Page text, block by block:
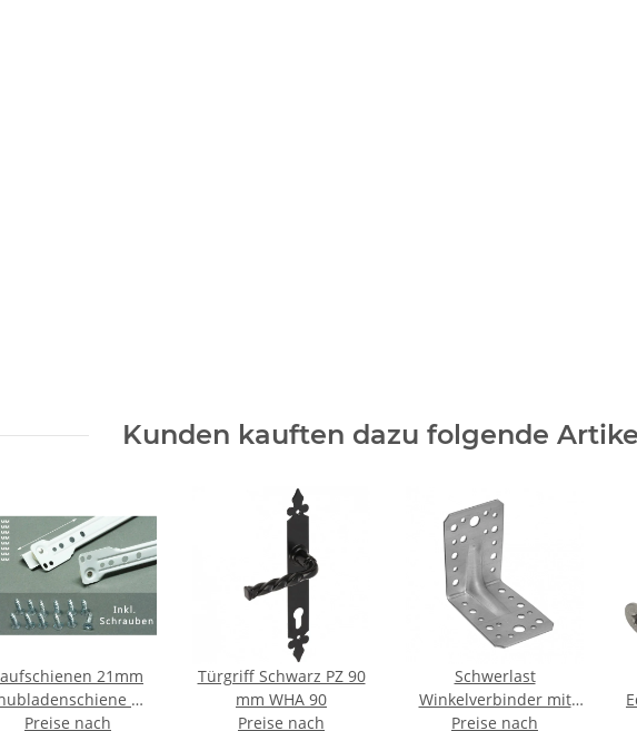
Kunden kauften dazu folgende
21mm
mit
Rollenführung 45 cm
Preise nach
Türgriff Schwarz PZ 90
mm WHA 90
Preise nach
Schwerlast
Winkelverbinder mit
Sicke 90x90x65x2,5mm
Preise nach